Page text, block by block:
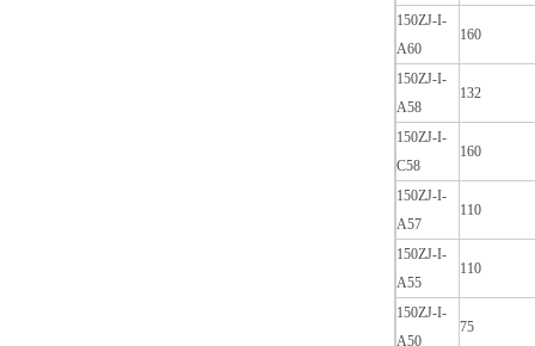
150ZJ-I-
A60
160
150ZJ-I-
A58
132
150ZJ-I-
C58
160
150ZJ-I-
A57
110
150ZJ-I-
A55
110
150ZJ-I-
A50
75